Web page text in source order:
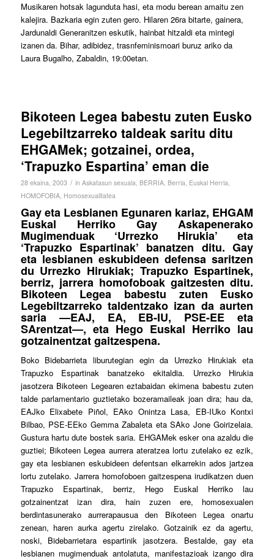
Musikaren hotsak lagunduta hasi, eta modu berean amaitu zen
kalejira. Bazkaria egin zuten gero. Hilaren 26ra bitarte, gainera,
Jardunaldi Generanitzen eskutik, hainbat hitzaldi eta mintegi
izanen da. Bihar, adibidez, trasnfeminismoari buruz ariko da
Laura Bugalho, Zabaldin, 19:00etan.
Bikoteen Legea babestu zuten Eusko
Legebiltzarreko taldeak saritu ditu
EHGAMek; gotzainei, ordea,
‘Trapuzko Espartina’ eman die
28 ekaina, 2003 / in Askatasun sexuala, BERRIA, Berria, Euskal Herria,
HOMOFOBIA, Homosexualitatea
Gay eta Lesbianen Egunaren kariaz, EHGAM
Euskal Herriko Gay Askapenerako
Mugimenduak ‘Urrezko Hirukia’ eta
‘Trapuzko Espartinak’ banatzen ditu. Gay
eta lesbianen eskubideen defensa saritzen
du Urrezko Hirukiak; Trapuzko Espartinek,
berriz, jarrera homofoboak gaitzesten ditu.
Bikoteen Legea babestu zuten Eusko
Legebiltzarreko taldentzako izan da aurten
saria —EAJ, EA, EB-IU, PSE-EE eta
SArentzat—, eta Hego Euskal Herriko lau
gotzainentzat gaitzespena.
Boko Bidebarrieta liburutegian egin da Urrezko Hirukiak eta
Trapuzko Espartinak banatzeko ekitaldia. Urrezko Hirukia
jasotzera Bikoteen Legearen eztabaidan ekimena babestu zuten
talde parlamentario guztietako bozeramaileak joan dira; hau da,
EAJko Elixabete Piñol, EAko Onintza Lasa, EB-IUko Kontxi
Bilbao, PSE-EEko Gemma Zabaleta eta SAko Jone Goirizelaia.
Gustura hartu dute bostek saria. EHGAMek esker ona azaldu die
guztiei; Bikoteen Legea aurrera ateratzea lortu zutelako ez ezik,
gay eta lesbianen eskubideen defentsan elkarrekin ados jartzea
lortu zutelako. Jarrera homofoboen gaitzespena irudikatzen duen
Trapuzko Espartinak, berriz, Hego Euskal Herriko lau
gotzainentzat izan dira, hain zuzen ere, homosexualen
berdintasunerako aurrerapausua den Bikoteen Legea onartu
zenean, haren aurka agertu zirelako. Gotzainik ez da agertu,
noski, Bidebarrietara espartinik jasotzera. Bestalde, gay eta
lesbianen mugimenduak antolatuta, manifestazioak izango dira